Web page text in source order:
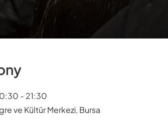
- 21:30
ve Kültür Merkezi, Bursa